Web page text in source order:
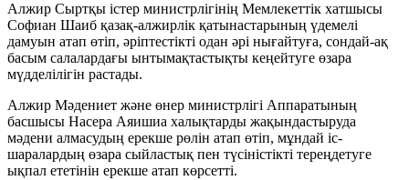
Алжир Сыртқы істер министрлігінің Мемлекеттік хатшысы
Софиан Шаиб қазақ-алжирлік қатынастарының үдемелі
дамуын атап өтіп, әріптестікті одан әрі нығайтуға, сондай-ақ
басым салалардағы ынтымақтастықты кеңейтуге өзара
мүдделілігін растады.
Алжир Мәдениет және өнер министрлігі Аппаратының
басшысы Насера Аяишиа халықтарды жақындастыруда
мәдени алмасудың ерекше рөлін атап өтіп, мұндай іс-
шаралардың өзара сыйластық пен түсіністікті тереңдетуге
ықпал ететінін ерекше атап көрсетті.